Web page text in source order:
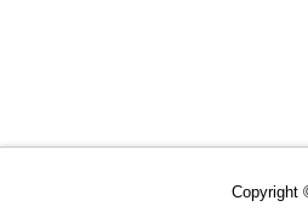
Copyright